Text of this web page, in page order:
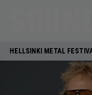
HELLSINKI METAL